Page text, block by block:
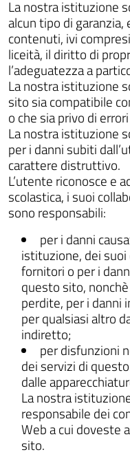
del sito
La nostra istituzione
alcun tipo di
contenuti, ivi
liceità, il diritto di
l’adeguatezza a
La nostra istituzione
sito sia compatibile
o che sia privo di
La nostra istituzione
per i danni subiti
carattere distruttivo.
L’utente riconosce e
scolastica, i suoi
sono responsabili:
per i danni
istituzione, dei
fornitori o per i
questo sito,
perdite, per i danni
per qualsiasi altro
indiretto;
per disfunzioni
dei servizi di
dalle
La nostra
responsabile dei
Web a cui doveste
sito.